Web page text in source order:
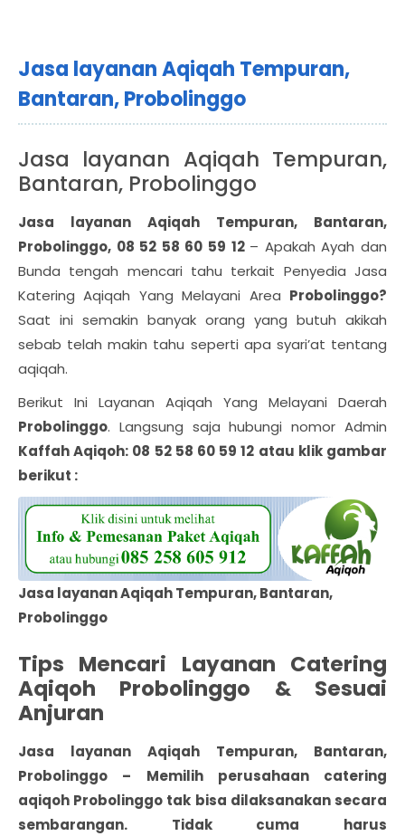
Jasa layanan Aqiqah Tempuran,
Bantaran, Probolinggo
Jasa layanan Aqiqah Tempuran,
Bantaran, Probolinggo
Jasa layanan Aqiqah Tempuran, Bantaran,
Probolinggo, 08 52 58 60 59 12 – Apakah Ayah dan
Bunda tengah mencari tahu terkait Penyedia Jasa
Katering Aqiqah Yang Melayani Area Probolinggo?
Saat ini semakin banyak orang yang butuh akikah
sebab telah makin tahu seperti apa syari’at tentang
aqiqah.
Berikut Ini Layanan Aqiqah Yang Melayani Daerah
Probolinggo. Langsung saja hubungi nomor Admin
Kaffah Aqiqoh: 08 52 58 60 59 12 atau klik gambar
berikut :
Jasa layanan Aqiqah Tempuran, Bantaran,
Probolinggo
Tips Mencari Layanan Catering
Aqiqoh Probolinggo & Sesuai
Anjuran
Jasa layanan Aqiqah Tempuran, Bantaran,
Probolinggo – Memilih perusahaan catering
aqiqoh Probolinggo tak bisa dilaksanakan secara
sembarangan. Tidak cuma harus